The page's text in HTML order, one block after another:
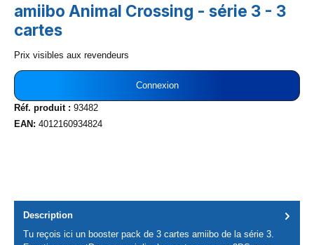
amiibo Animal Crossing - série 3 - 3
cartes
Prix visibles aux revendeurs
Connexion
Réf. produit : 93482
EAN: 4012160934824
Description
Tu reçois ici un booster pack de 3 cartes amiibo de la série 3.